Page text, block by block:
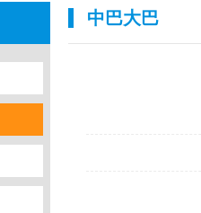
中巴大巴